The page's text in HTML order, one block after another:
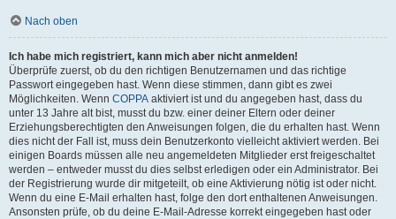
Nach oben
Ich habe mich registriert, kann mich aber nicht anmelden!
Überprüfe zuerst, ob du den richtigen Benutzernamen und das richtige
Passwort eingegeben hast. Wenn diese stimmen, dann gibt es zwei
Möglichkeiten. Wenn COPPA aktiviert ist und du angegeben hast, dass du
unter 13 Jahre alt bist, musst du bzw. einer deiner Eltern oder deiner
Erziehungsberechtigten den Anweisungen folgen, die du erhalten hast. Wenn
dies nicht der Fall ist, muss dein Benutzerkonto vielleicht aktiviert werden. Bei
einigen Boards müssen alle neu angemeldeten Mitglieder erst freigeschaltet
werden – entweder musst du dies selbst erledigen oder ein Administrator. Bei
der Registrierung wurde dir mitgeteilt, ob eine Aktivierung nötig ist oder nicht.
Wenn du eine E-Mail erhalten hast, folge den dort enthaltenen Anweisungen.
Ansonsten prüfe, ob du deine E-Mail-Adresse korrekt eingegeben hast oder